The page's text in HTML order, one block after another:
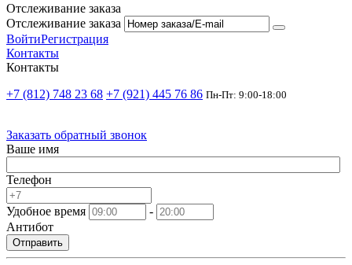
Отслеживание заказа
Отслеживание заказа
ВойтиРегистрация
Контакты
Контакты
+7 (812) 748 23 68 +7 (921) 445 76 86 Пн-Пт: 9:00-18:00
Заказать обратный звонок
Ваше имя
Телефон
Удобное время
-
Антибот
Отправить